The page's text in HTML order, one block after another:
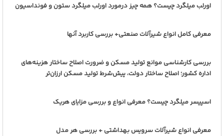
اورلب میلگرد چیست؟ همه چیز درمورد اورلب میلگرد ستون و فونداسیون
معرفی کامل انواع شیرآلات صنعتی+ بررسی کاربرد آنها
بررسی کارشناسی موانع تولید مسکن و ضرورت اصلاح ساختار هزینه‌های
اداره کشور؛ اصلاح ساختار دولت، پیش‌شرط تولید مسکن ارزان‌تر
اسپیسر میلگرد چیست؟ معرفی انواع و بررسی مزایای هریک
معرفی انواع شیرآلات سرویس بهداشتی + بررسی هر مدل